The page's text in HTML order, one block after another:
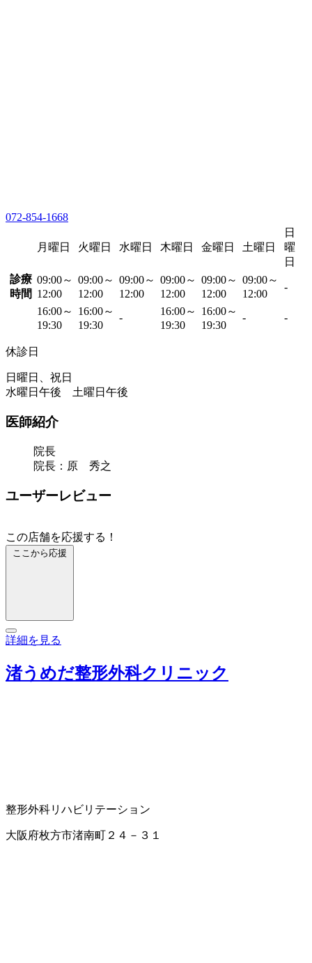
072-854-1668
月曜日 火曜日 水曜日 木曜日 金曜日 土曜日
日
曜
日
診療
時間
09:00～
12:00
09:00～
12:00
09:00～
12:00
09:00～
12:00
09:00～
12:00
09:00～
12:00
-
16:00～
19:30
16:00～
19:30
-
16:00～
19:30
16:00～
19:30
- -
休診日
日曜日、祝日
水曜日午後 土曜日午後
医師紹介
院長
院長：原 秀之
ユーザーレビュー
この店舗を応援する！
ここから応援
詳細を見る
渚うめだ整形外科クリニック
整形外科リハビリテーション
大阪府枚方市渚南町２４－３１